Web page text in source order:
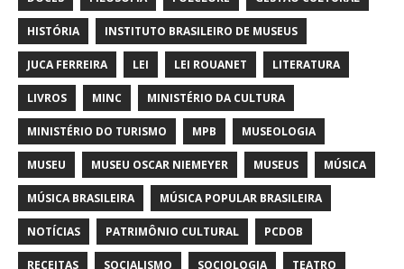
HISTÓRIA INSTITUTO BRASILEIRO DE MUSEUS
JUCA FERREIRA LEI LEI ROUANET LITERATURA
LIVROS MINC MINISTÉRIO DA CULTURA
MINISTÉRIO DO TURISMO MPB MUSEOLOGIA
MUSEU MUSEU OSCAR NIEMEYER MUSEUS MÚSICA
MÚSICA BRASILEIRA MÚSICA POPULAR BRASILEIRA
NOTÍCIAS PATRIMÔNIO CULTURAL PCDOB
RECEITAS SOCIALISMO SOCIOLOGIA TEATRO